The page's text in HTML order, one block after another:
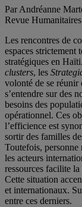
Par Andréanne
Revue
Les rencontres de
espaces strictement
stratégiques en
clusters, les
volonté de se réunir
s’entendre sur des
besoins des
opérationnel. Ces
l’efficience est
sortir des familles
Toutefois, personne
les acteurs
ressources facilite
Cette situation
et internationaux.
entre ces derniers.